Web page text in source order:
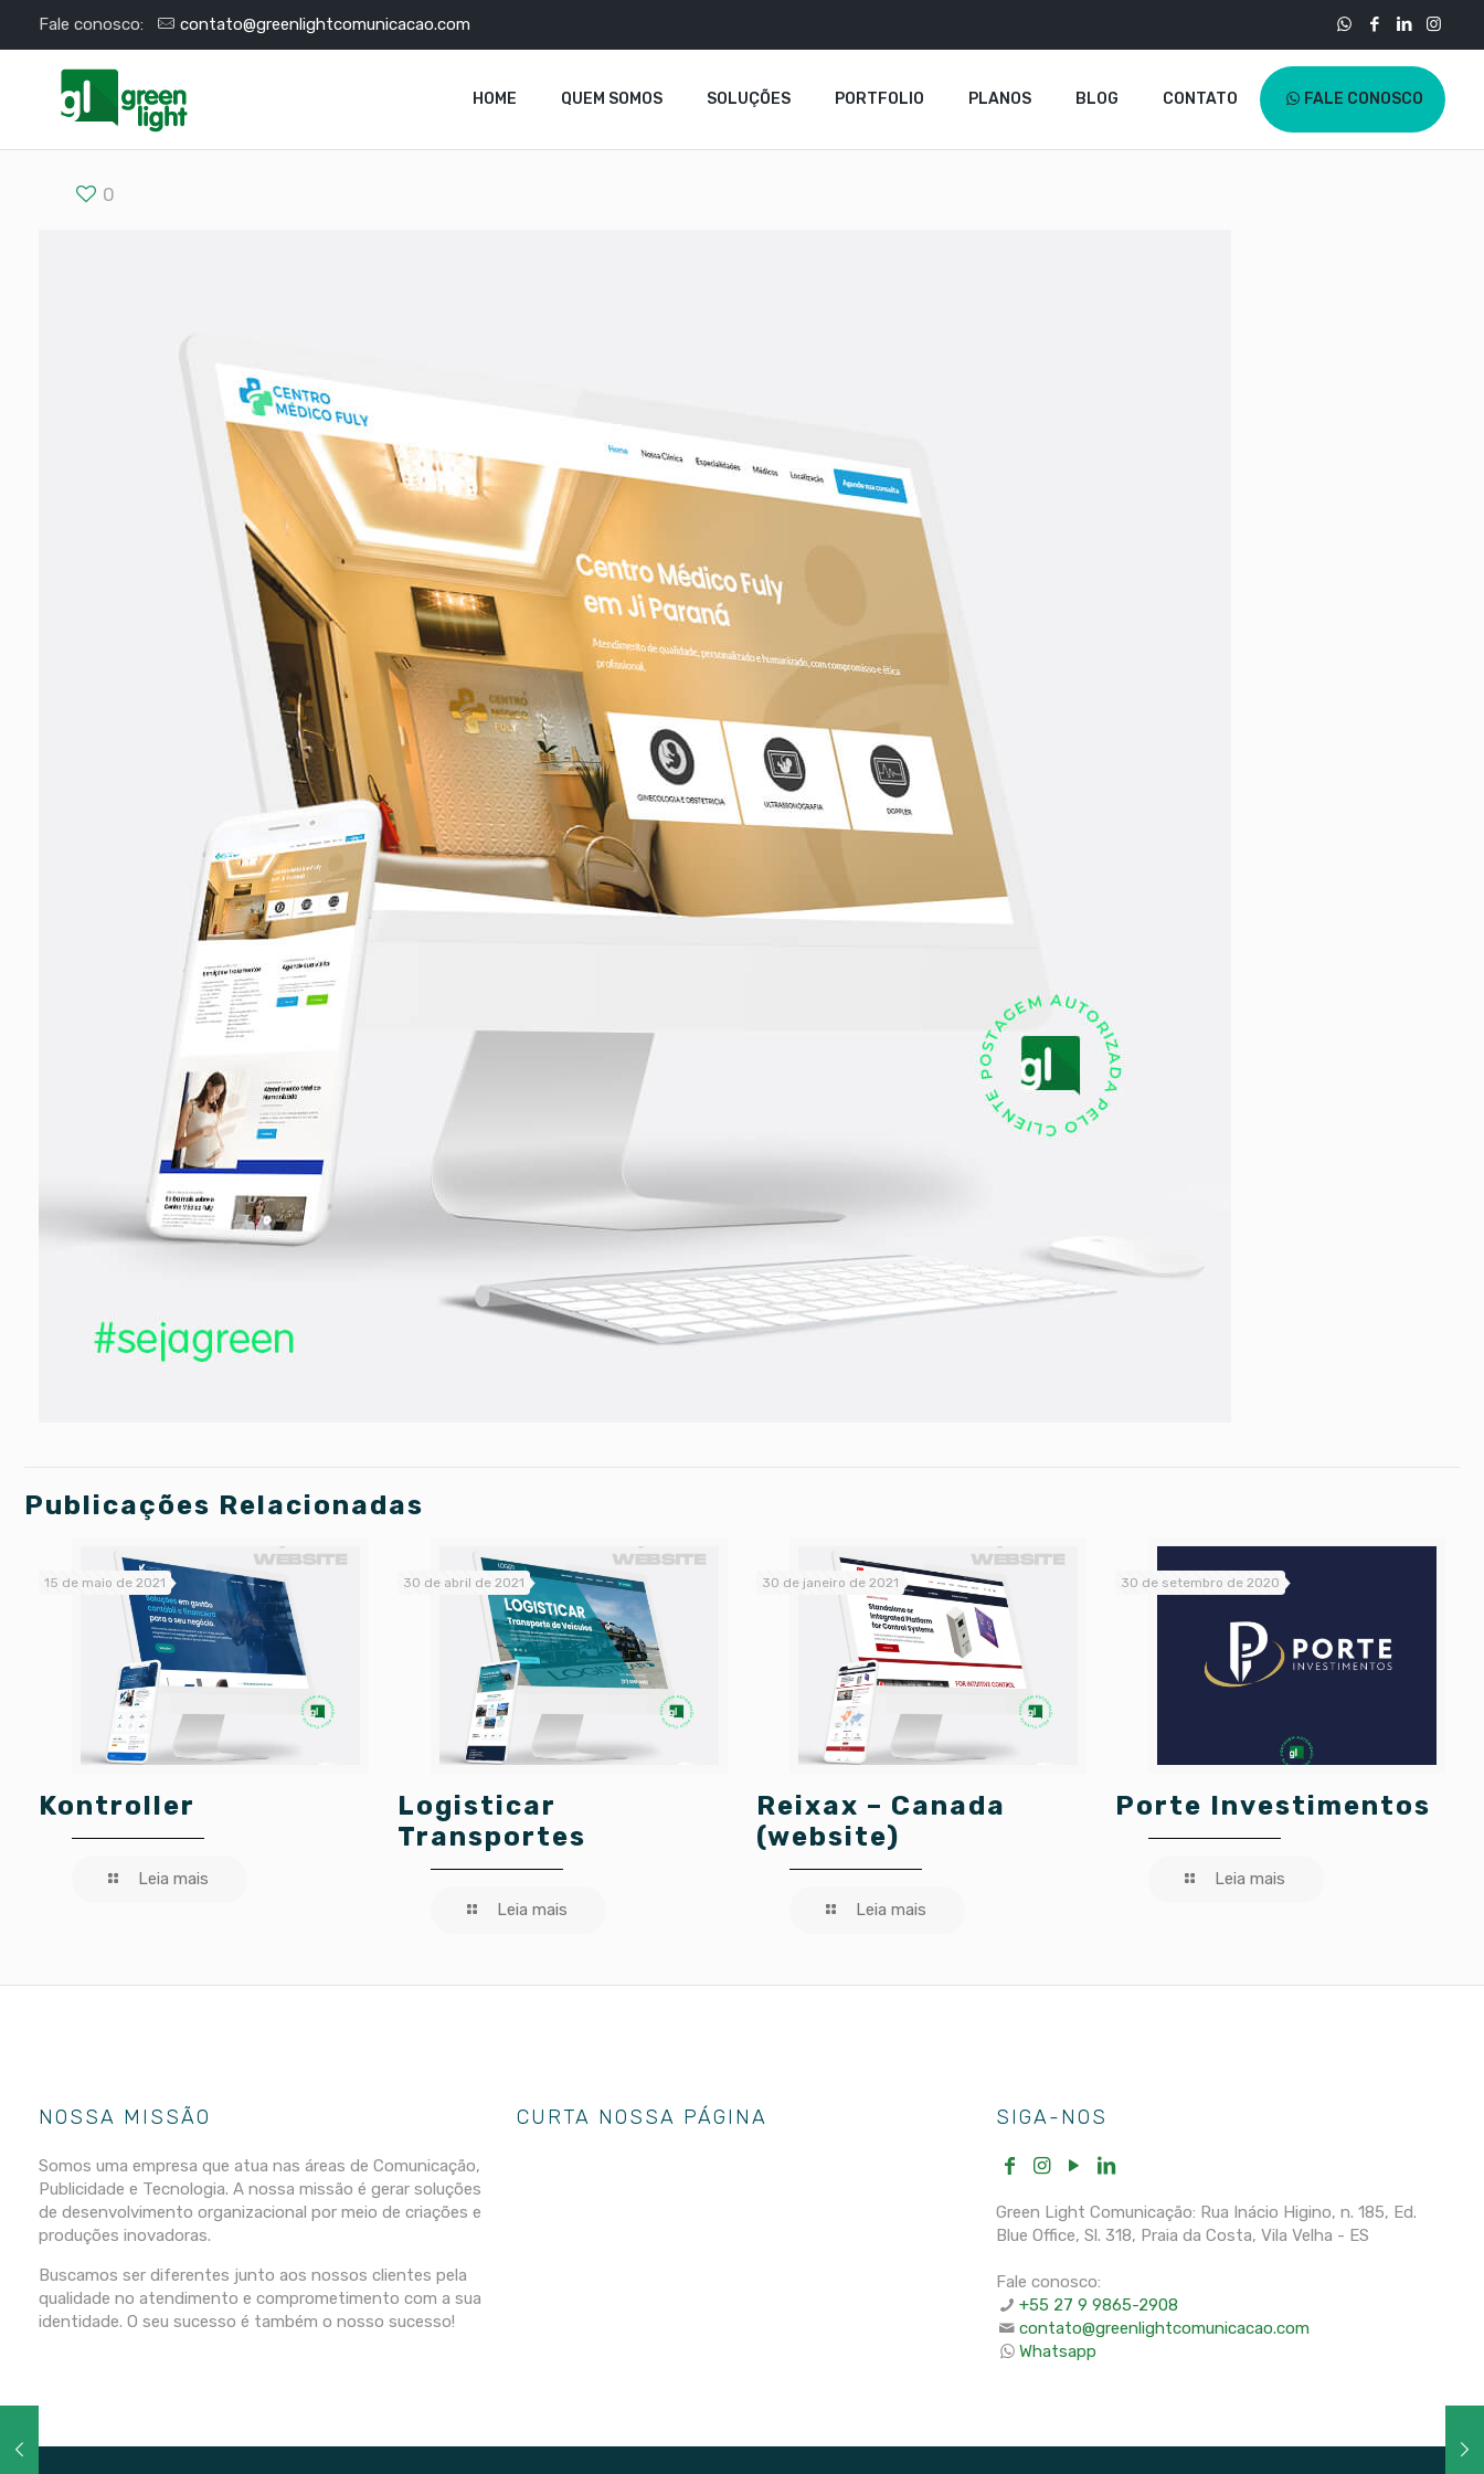
Fale conosco: contato@greenlightcomunicacao.com
HOME QUEM SOMOS SOLUÇÕES PORTFOLIO PLANOS BLOG CONTATO FALE CONOSCO
0
Publicações Relacionadas
15 de maio de 2021
Kontroller
Leia mais
30 de abril de 2021
Logisticar
Transportes
Leia mais
30 de janeiro de 2021
Reixax – Canada
(website)
Leia mais
30 de setembro de 2020
Porte Investimentos
Leia mais
NOSSA MISSÃO
Somos uma empresa que atua nas áreas de Comunicação,
Publicidade e Tecnologia. A nossa missão é gerar soluções
de desenvolvimento organizacional por meio de criações e
produções inovadoras.
Buscamos ser diferentes junto aos nossos clientes pela
qualidade no atendimento e comprometimento com a sua
identidade. O seu sucesso é também o nosso sucesso!
CURTA NOSSA PÁGINA SIGA-NOS
Green Light Comunicação: Rua Inácio Higino, n. 185, Ed.
Blue Office, Sl. 318, Praia da Costa, Vila Velha - ES
Fale conosco:
+55 27 9 9865-2908
contato@greenlightcomunicacao.com
Whatsapp